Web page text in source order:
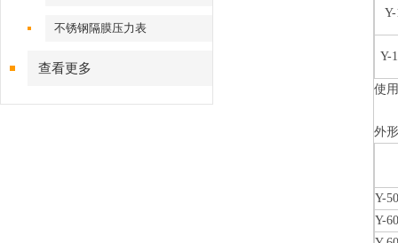
不锈钢隔膜压力表
查看更多
Y-
使
外
Y-
Y-